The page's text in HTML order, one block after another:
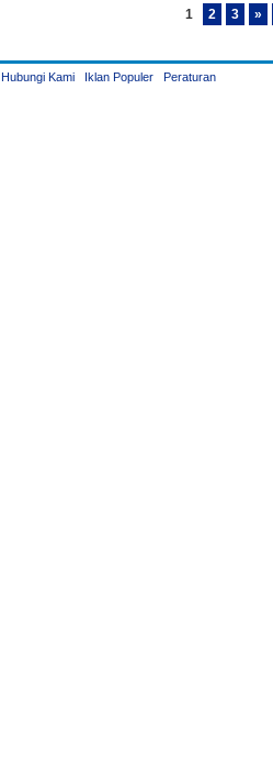
1 2 3 »
Hubungi Kami Iklan Populer Peraturan